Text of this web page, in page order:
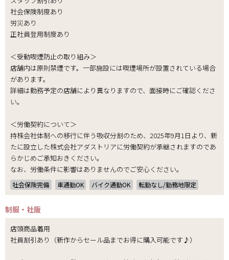
社会保険制度あり
労災あり
正社員登用制度あり
＜受動喫煙防止の取り組み＞
店舗内は原則禁煙です。一部施設には喫煙場所が設置されている場合
があります。
詳細は勤務予定の店舗により異なりますので、面接時にご確認くださ
い。
＜労働契約について＞
持株会社体制への移行に伴う吸収分割のため、2025年9月1日より、新
たに設立した株式会社アダストリアに労働契約が承継されますのであ
らかじめご承知おきください。
なお、労働条件に影響はありませんのでご安心ください。
社会保険完備 車通勤OK バイク通勤OK 転勤なし/勤務地限定
制服・社販
店頭商品着用
社員割引あり（新作からセール品までお得に購入可能です♪）